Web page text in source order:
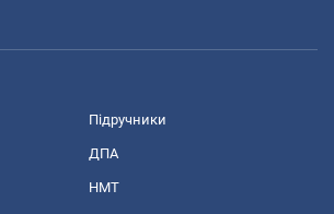
Підручники
ДПА
НМТ